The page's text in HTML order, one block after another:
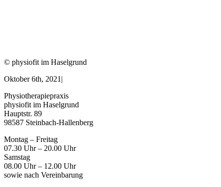
© physiofit im Haselgrund
Oktober 6th, 2021|
Physiotherapiepraxis
physiofit im Haselgrund
Hauptstr. 89
98587 Steinbach-Hallenberg
Montag – Freitag
07.30 Uhr – 20.00 Uhr
Samstag
08.00 Uhr – 12.00 Uhr
sowie nach Vereinbarung